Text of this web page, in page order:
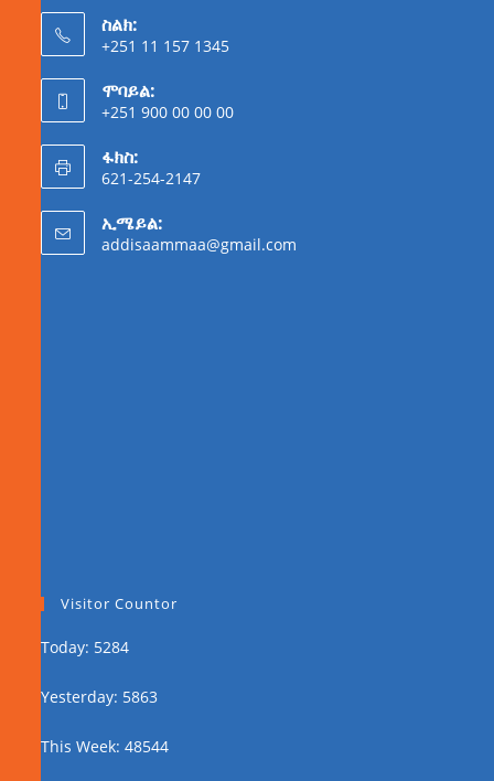
ስልክ:
+251 11 157 1345
ሞባይል:
+251 900 00 00 00
ፋክስ:
621-254-2147
ኢሜይል:
addisaammaa@gmail.com
Visitor Countor
Today: 5284
Yesterday: 5863
This Week: 48544